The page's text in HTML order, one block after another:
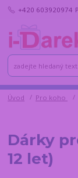
+420 603920974
Úvod Pro koho
Dárky
12 let)